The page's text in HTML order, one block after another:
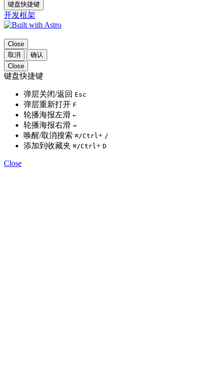
键盘快捷键
开发框架
Close
取消
确认
Close
键盘快捷键
弹层关闭/返回 Esc
弹层重新打开 F
轮播海报左滑 ←
轮播海报右滑 →
唤醒/取消搜索 ⌘/Ctrl+ /
添加到收藏夹 ⌘/Ctrl+ D
Close